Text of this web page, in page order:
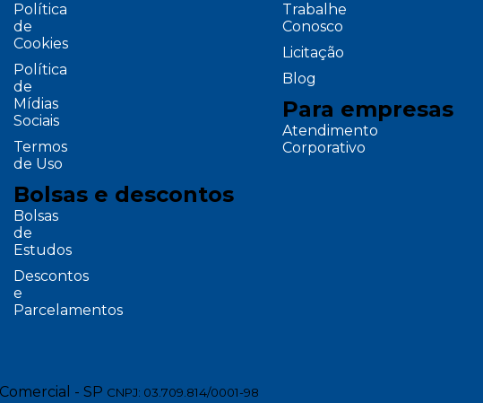
Política
de
Cookies
Política
de
Mídias
Sociais
Termos
de Uso
Bolsas e descontos
Bolsas
de
Estudos
Descontos
e
Parcelamentos
Trabalhe
Conosco
Licitação
Blog
Para empresas
Atendimento
Corporativo
- SP CNPJ: 03.709.814/0001-98